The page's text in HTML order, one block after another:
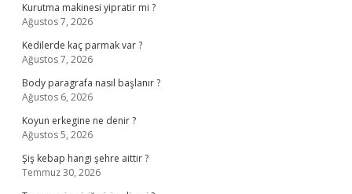
Kurutma makinesi yipratir mi ?
Ağustos 7, 2026
Kedilerde kaç parmak var ?
Ağustos 7, 2026
Body paragrafa nasıl başlanır ?
Ağustos 6, 2026
Koyun erkegine ne denir ?
Ağustos 5, 2026
Şiş kebap hangi şehre aittir ?
Temmuz 30, 2026